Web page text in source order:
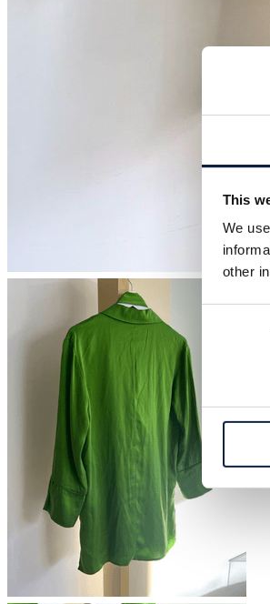
This
We
other